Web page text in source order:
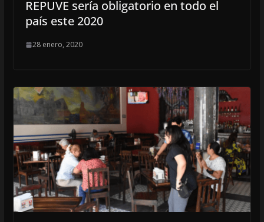
REPUVE sería obligatorio en todo el
país este 2020
28 enero, 2020